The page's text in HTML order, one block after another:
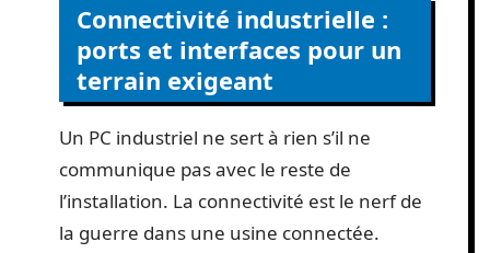
Connectivité industrielle :
ports et interfaces pour un
terrain exigeant
Un PC industriel ne sert à rien s’il ne
communique pas avec le reste de
l’installation. La connectivité est le nerf de
la guerre dans une usine connectée.